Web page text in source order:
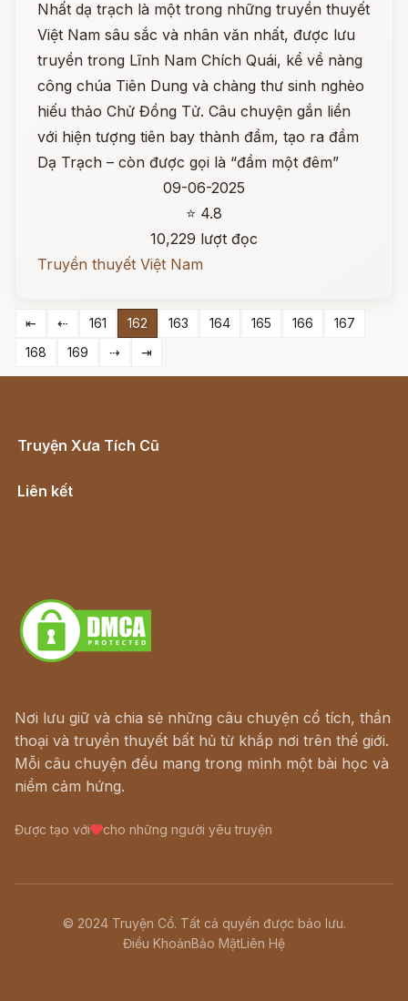
Nhất dạ trạch là một trong những truyền thuyết
Việt Nam sâu sắc và nhân văn nhất, được lưu
truyền trong Lĩnh Nam Chích Quái, kể về nàng
công chúa Tiên Dung và chàng thư sinh nghèo
hiếu thảo Chử Đồng Tử. Câu chuyện gắn liền
với hiện tượng tiên bay thành đầm, tạo ra đầm
Dạ Trạch – còn được gọi là “đầm một đêm”
09-06-2025
⭐ 4.8
10,229 lượt đọc
Truyền thuyết Việt Nam
⇤ ⇠ 161 162 163 164 165 166
167
168
169 ⇢ ⇥
Truyện Xưa Tích Cũ
Liên kết
Nơi lưu giữ và chia sẻ những câu chuyện cổ tích, thần
thoại và truyền thuyết bất hủ từ khắp nơi trên thế giới.
Mỗi câu chuyện đều mang trong mình một bài học và
niềm cảm hứng.
Được tạo với cho những người yêu truyện
© 2024 Truyện Cổ. Tất cả quyền được bảo lưu.
Điều KhoảnBảo MậtLiên Hệ